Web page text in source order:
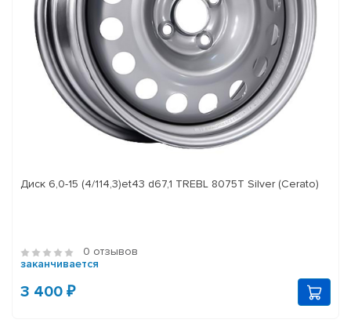
Диск 6,0-15 (4/114,3)et43 d67,1 TREBL 8075T Silver (Cerato)
0 отзывов
заканчивается
3 400 ₽